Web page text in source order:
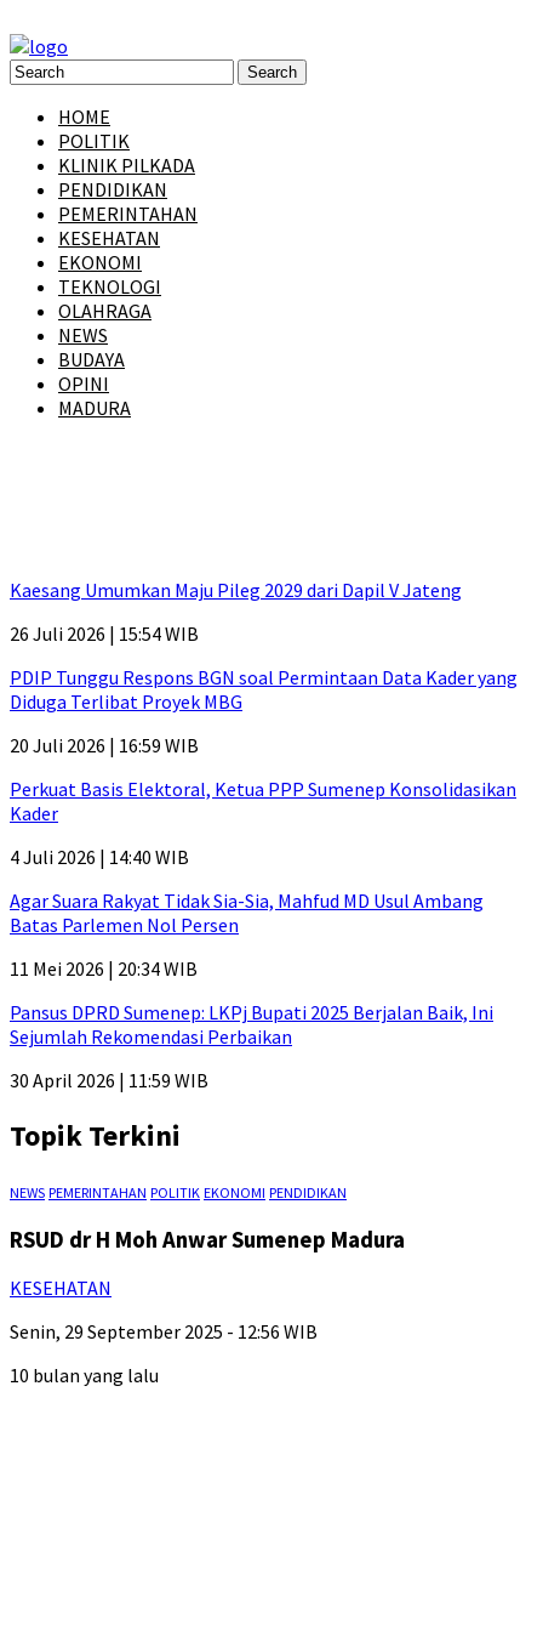
HOME
POLITIK
KLINIK PILKADA
PENDIDIKAN
PEMERINTAHAN
KESEHATAN
EKONOMI
TEKNOLOGI
OLAHRAGA
NEWS
BUDAYA
OPINI
MADURA
Kaesang Umumkan Maju Pileg 2029 dari Dapil V Jateng
26 Juli 2026 | 15:54 WIB
PDIP Tunggu Respons BGN soal Permintaan Data Kader yang
Diduga Terlibat Proyek MBG
20 Juli 2026 | 16:59 WIB
Perkuat Basis Elektoral, Ketua PPP Sumenep Konsolidasikan
Kader
4 Juli 2026 | 14:40 WIB
Agar Suara Rakyat Tidak Sia-Sia, Mahfud MD Usul Ambang
Batas Parlemen Nol Persen
11 Mei 2026 | 20:34 WIB
Pansus DPRD Sumenep: LKPj Bupati 2025 Berjalan Baik, Ini
Sejumlah Rekomendasi Perbaikan
30 April 2026 | 11:59 WIB
Topik Terkini
NEWS PEMERINTAHAN POLITIK EKONOMI PENDIDIKAN
RSUD dr H Moh Anwar Sumenep Madura
KESEHATAN
Senin, 29 September 2025 - 12:56 WIB
10 bulan yang lalu